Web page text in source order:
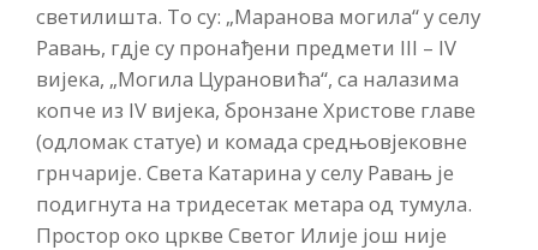
светилишта. То су: „Маранова могила“ у селу
Равањ, гдје су пронађени предмети III – IV
вијека, „Могила Цурановића“, са налазима
копче из IV вијека, бронзане Христове главе
(одломак статуе) и комадa средњовјековне
грнчарије. Света Катарина у селу Равањ је
подигнута на тридесетак метара од тумула.
Простор око цркве Светог Илије још није